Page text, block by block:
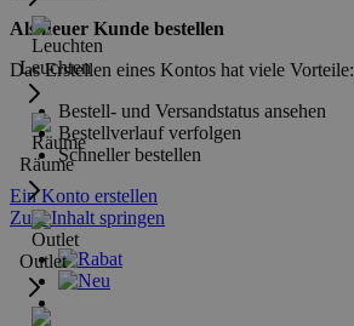
Leuchten
Räume
Outlet
Als neuer Kunde bestellen
Das Erstellen eines Kontos hat viele Vorteile:
Bestell- und Versandstatus ansehen
Bestellverlauf verfolgen
Schneller bestellen
Ein Konto erstellen
Zum Inhalt springen